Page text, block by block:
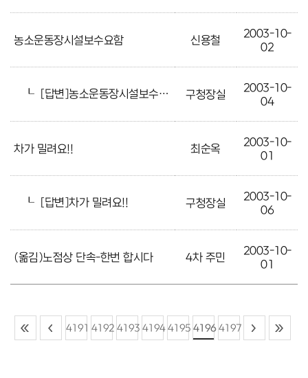
농소운동장시설보수요함 신용철
2003-10-
02
┖ [답변]농소운동장시설보수요함 구청장실
2003-10-
04
차가 밀려요!! 최순옥
2003-10-
01
┖ [답변]차가 밀려요!! 구청장실
2003-10-
06
(옮김)노점상 단속-한번 합시다 4차 주민
2003-10-
01
4191 4192 4193 4194 4195 4196 4197